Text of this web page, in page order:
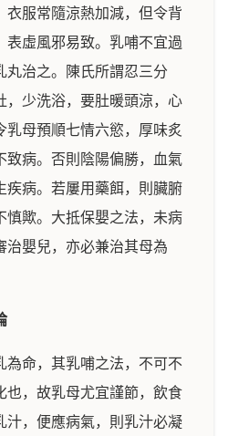
衣服常隨涼熱加減，但令背
表虛風邪易致。乳哺不宜過
丸治之。陳氏所謂忍三分
，少洗浴，要肚暖頭涼，心
乳母預順七情六慾，厚味炙
致病。否則陰陽偏勝，血氣
疾病。若屢用藥餌，則臟腑
慎歟。大抵保嬰之法，未病
治嬰兒，亦必兼治其母為
為命，其乳哺之法，不可不
也，故乳母尤宜謹節，飲食
汁，便應病氣，則乳汁必凝